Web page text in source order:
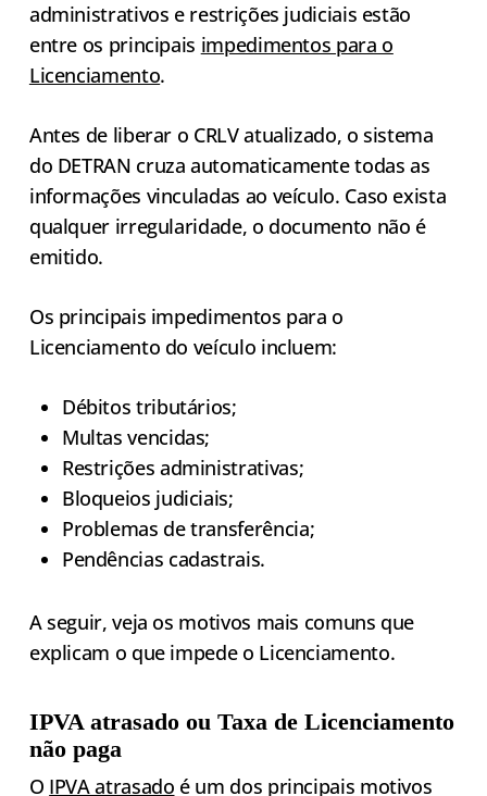
administrativos e restrições judiciais estão
entre os principais impedimentos para o
Licenciamento.
Antes de liberar o CRLV atualizado, o sistema
do DETRAN cruza automaticamente todas as
informações vinculadas ao veículo. Caso exista
qualquer irregularidade, o documento não é
emitido.
Os principais impedimentos para o
Licenciamento do veículo incluem:
Débitos tributários;
Multas vencidas;
Restrições administrativas;
Bloqueios judiciais;
Problemas de transferência;
Pendências cadastrais.
A seguir, veja os motivos mais comuns que
explicam o que impede o Licenciamento.
IPVA atrasado ou Taxa de Licenciamento
não paga
O IPVA atrasado é um dos principais motivos